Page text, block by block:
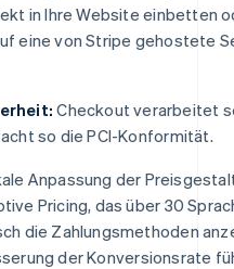
in Ihre Website einbetten
eine von Stripe gehostete
Checkout verarbeitet
so die PCI-Konformität.
Anpassung der
Pricing, das über 30
die Zahlungsmethoden
der Konversionsrate